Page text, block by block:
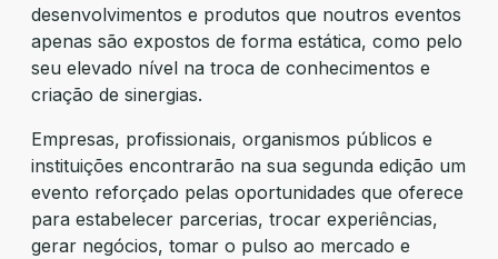
desenvolvimentos e produtos que noutros eventos
apenas são expostos de forma estática, como pelo
seu elevado nível na troca de conhecimentos e
criação de sinergias.
Empresas, profissionais, organismos públicos e
instituições encontrarão na sua segunda edição um
evento reforçado pelas oportunidades que oferece
para estabelecer parcerias, trocar experiências,
gerar negócios, tomar o pulso ao mercado e